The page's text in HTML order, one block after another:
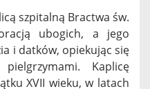
szpitalną Bractwa św.
ubogich, a jego
i datków, opiekując się
Kaplicę
XVII wieku, w latach